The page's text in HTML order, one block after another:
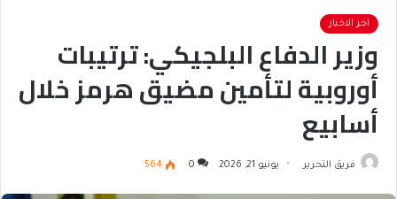
اخر الاخبار
وزير الدفاع البلجيكي: ترتيبات
أوروبية لتأمين مضيق هرمز خلال
أسابيع
فريق التحرير يونيو 21, 2026 0
564